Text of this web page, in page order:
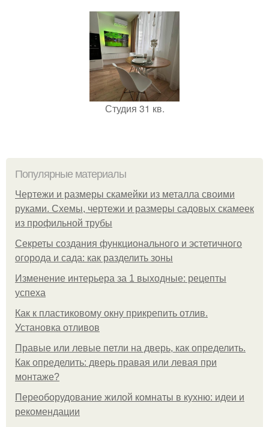
Студия 31 кв.
Популярные материалы
Чертежи и размеры скамейки из металла своими
руками. Схемы, чертежи и размеры садовых скамеек
из профильной трубы
Секреты создания функционального и эстетичного
огорода и сада: как разделить зоны
Изменение интерьера за 1 выходные: рецепты
успеха
Как к пластиковому окну прикрепить отлив.
Установка отливов
Правые или левые петли на дверь, как определить.
Как определить: дверь правая или левая при
монтаже?
Переоборудование жилой комнаты в кухню: идеи и
рекомендации